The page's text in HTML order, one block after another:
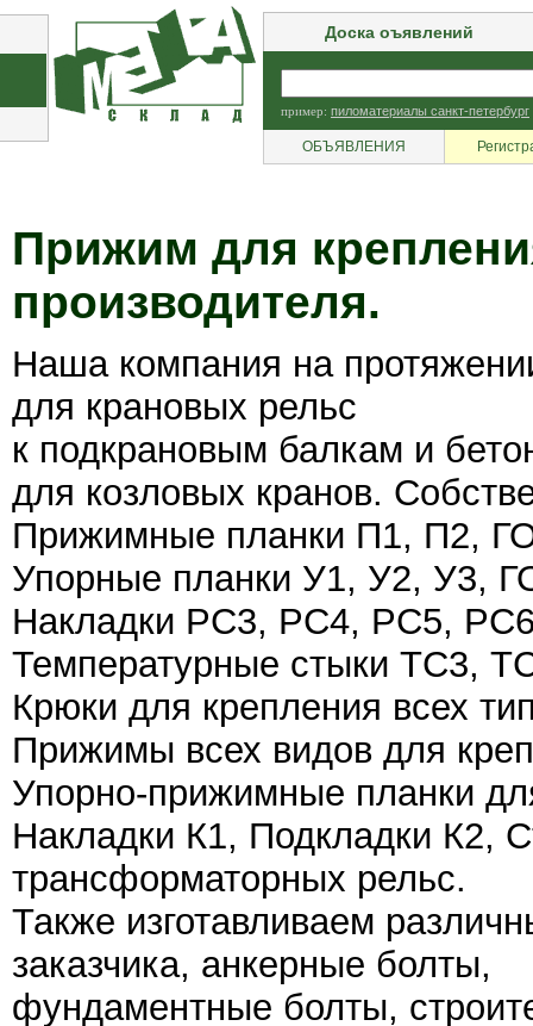
Доска оъявлений
пример: пиломатериалы санкт-петербург
ОБЪЯВЛЕНИЯ
Прижим для
производителя.
Наша компания на
для крановых рельс
к подкрановым балкам и
для козловых кранов.
Прижимные планки П1, П2,
Упорные планки У1, У2, У3,
Накладки РС3, РС4, РС5,
Температурные стыки ТС3,
Крюки для крепления всех
Прижимы всех видов для
Упорно-прижимные планки
Накладки К1, Подкладки К2,
трансформаторных рельс.
Также изготавливаем
заказчика, анкерные болты,
фундаментные болты,